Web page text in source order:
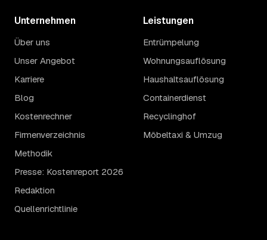
Unternehmen
Über uns
Unser Angebot
Karriere
Blog
Kostenrechner
Firmenverzeichnis
Methodik
Presse: Kostenreport 2026
Redaktion
Quellenrichtlinie
Leistungen
Entrümpelung
Wohnungsauflösung
Haushaltsauflösung
Containerdienst
Recyclinghof
Möbeltaxi & Umzug